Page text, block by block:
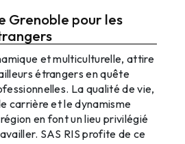
Grenoble pour les
et multiculturelle, attire
étrangers en quête
La qualité de vie,
carrière et le dynamisme
en font un lieu privilégié
SAS RIS profite de ce